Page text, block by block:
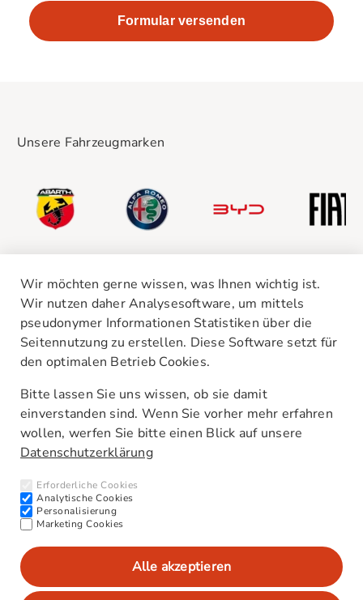
Unsere Fahrzeugmarken
Unsere Standorte
Kontakt
AGB
Barrierefreiheitserklärung
Newsletter
Interne Meldestelle (HinSchG)
CO₂-Werte/Kraftstoffverbrauch
Impressum
Wir möchten gerne wissen, was Ihnen wichtig ist.
Wir nutzen daher Analysesoftware, um mittels
pseudonymer Informationen Statistiken über die
Seitennutzung zu erstellen. Diese Software setzt für
den optimalen Betrieb Cookies.
Bitte lassen Sie uns wissen, ob sie damit
einverstanden sind. Wenn Sie vorher mehr erfahren
wollen, werfen Sie bitte einen Blick auf unsere
Datenschutzerklärung
Erforderliche Cookies
Analytische Cookies
Personalisierung
Marketing Cookies
Alle akzeptieren